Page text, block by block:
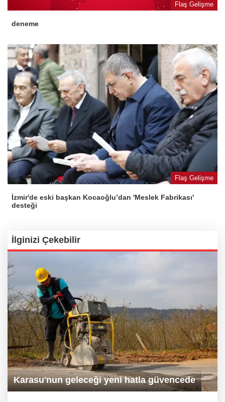
Flaş Gelişme
deneme
Flaş Gelişme
İzmir'de eski başkan Kocaoğlu’dan 'Meslek Fabrikası'
desteği
İlginizi Çekebilir
Karasu'nun geleceği yeni hatla güvencede